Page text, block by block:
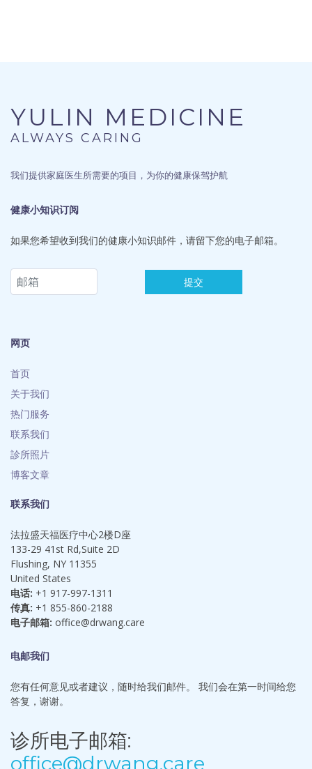
YULIN MEDICINE
ALWAYS CARING
我们提供家庭医生所需要的项目，为你的健康保驾护航
健康小知识订阅
如果您希望收到我们的健康小知识邮件，请留下您的电子邮箱。
提交
网页
首页
关于我们
热门服务
联系我们
診所照片
博客文章
联系我们
法拉盛天福医疗中心2楼D座
133-29 41st Rd,Suite 2D
Flushing, NY 11355
United States
电话: +1 917-997-1311
传真: +1 855-860-2188
电子邮箱: office@drwang.care
电邮我们
您有任何意见或者建议，随时给我们邮件。 我们会在第一时间给您
答复，谢谢。
诊所电子邮箱:
office@drwang.care